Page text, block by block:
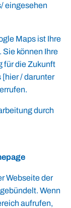
eingesehen
Maps ist Ihre
Sie können Ihre
für die Zukunft
[hier / darunter
durch
Webseite der
gebündelt. Wenn
aufrufen,